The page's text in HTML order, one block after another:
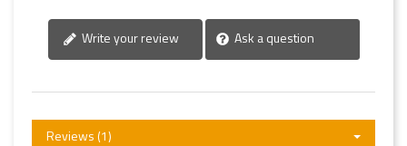
Write your review Ask a question
Reviews (1)